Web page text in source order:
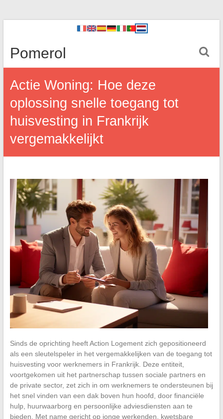
Pomerol
Actie Woning: Hoe deze
oplossing snelle toegang tot
huisvesting in Frankrijk
vergemakkelijkt
Sinds de oprichting heeft Action Logement zich gepositioneerd
als een sleutelspeler in het vergemakkelijken van de toegang tot
huisvesting voor werknemers in Frankrijk. Deze entiteit,
voortgekomen uit het partnerschap tussen sociale partners en
de private sector, zet zich in om werknemers te ondersteunen bij
het snel vinden van een dak boven hun hoofd, door financiële
hulp, huurwaarborg en persoonlijke adviesdiensten aan te
bieden. Met name gericht op jonge werkenden, kwetsbare